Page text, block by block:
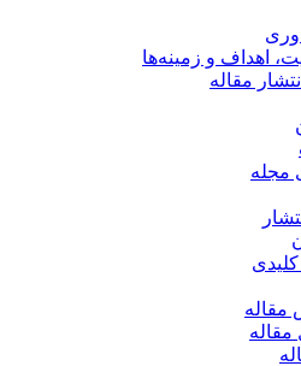
اهداف و زمینه‌ها
مقاله
مجله
کلیدی
مقاله
مقاله